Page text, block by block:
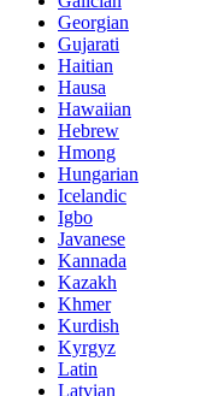
Georgian
Gujarati
Haitian
Hausa
Hawaiian
Hebrew
Hmong
Hungarian
Icelandic
Igbo
Javanese
Kannada
Kazakh
Khmer
Kurdish
Kyrgyz
Latin
Latvian